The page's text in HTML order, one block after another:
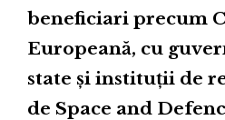
beneficiari precum
Europeană, cu
state și instituții de
de Space and